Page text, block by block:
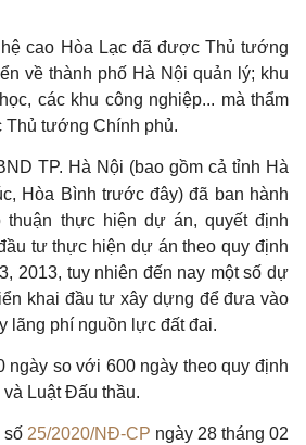
cao Hòa Lạc đã được Thủ tướng
về thành phố Hà Nội quản lý; khu
các khu công nghiệp... mà thẩm
Thủ tướng Chính phủ.
TP. Hà Nội (bao gồm cả tỉnh Hà
Hòa Bình trước đây) đã ban hành
thuận thực hiện dự án, quyết định
tư thực hiện dự án theo quy định
2013, tuy nhiên đến nay một số dự
khai đầu tư xây dựng để đưa vào
lãng phí nguồn lực đất đai.
ngày so với 600 ngày theo quy định
Luật Đấu thầu.
số 25/2020/NĐ-CP ngày 28 tháng 02